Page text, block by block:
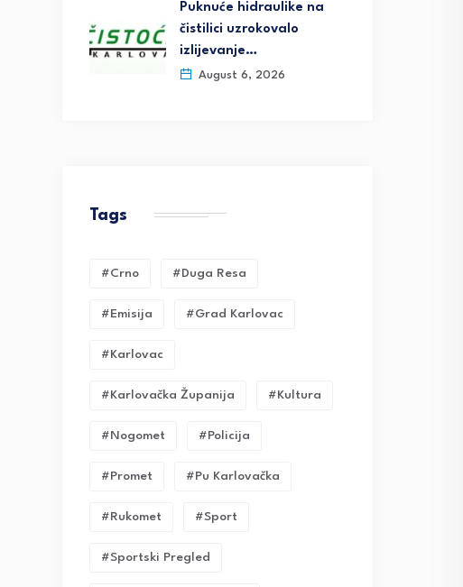
Puknuće hidraulike na
čistilici uzrokovalo
izlijevanje…
August 6, 2026
Tags
#crno #duga Resa
#emisija #grad Karlovac
#karlovac
#karlovačka Županija #kultura
#nogomet #policija
#promet #pu Karlovačka
#rukomet #sport
#sportski Pregled